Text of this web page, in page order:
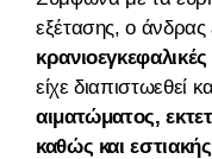
εξέτασης, ο άνδρας
είχε διαπιστωεθεί
αιματώματος,
καθώς και